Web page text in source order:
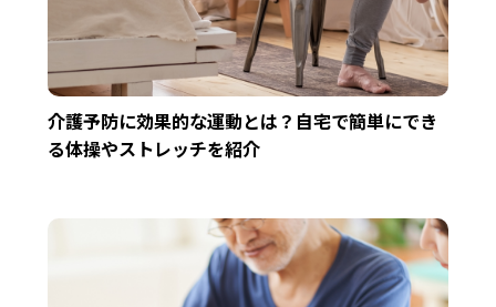
介護予防に効果的な運動とは？自宅で簡単にでき
る体操やストレッチを紹介